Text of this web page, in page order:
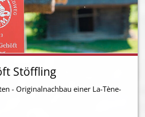
Stöffling
- Originalnachbau einer La-Tène-